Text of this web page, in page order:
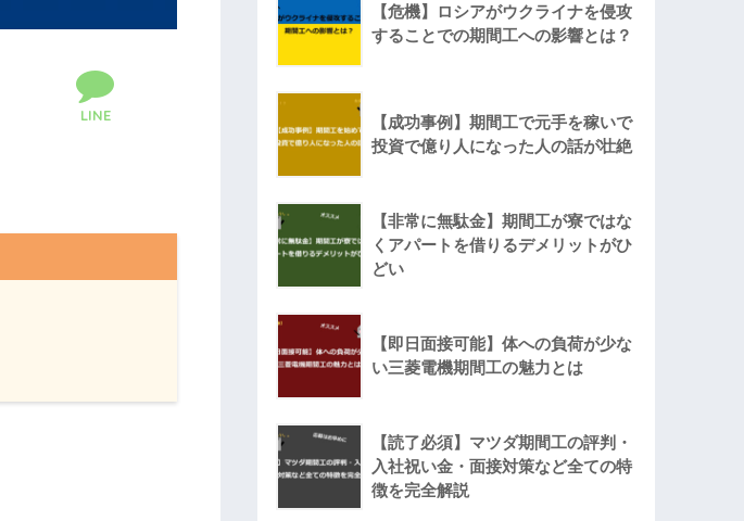
LINE
【危機】ロシアがウクライナを侵攻
することでの期間工への影響とは？
【成功事例】期間工で元手を稼いで
投資で億り人になった人の話が壮絶
【非常に無駄金】期間工が寮ではな
くアパートを借りるデメリットがひ
どい
【即日面接可能】体への負荷が少な
い三菱電機期間工の魅力とは
【読了必須】マツダ期間工の評判・
入社祝い金・面接対策など全ての特
徴を完全解説